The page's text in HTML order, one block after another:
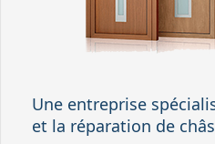
Une entreprise
et la réparation de